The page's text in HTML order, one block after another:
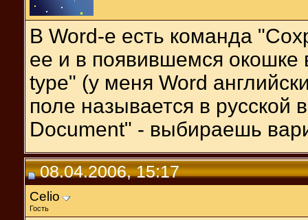
В Word-е есть команда
ее и в появившемся окошке
type" (у меня Word
поле называется в русской
Document" - выбираешь
08.04.2006, 15:17
Celio
Гость